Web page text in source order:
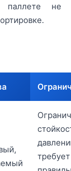
паллете не
требует